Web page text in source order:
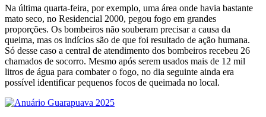
Na última quarta-feira, por exemplo, uma área onde havia bastante
mato seco, no Residencial 2000, pegou fogo em grandes
proporções. Os bombeiros não souberam precisar a causa da
queima, mas os indícios são de que foi resultado de ação humana.
Só desse caso a central de atendimento dos bombeiros recebeu 26
chamados de socorro. Mesmo após serem usados mais de 12 mil
litros de água para combater o fogo, no dia seguinte ainda era
possível identificar pequenos focos de queimada no local.